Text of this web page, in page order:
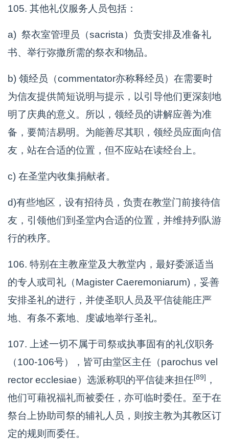
105. 其他礼仪服务人员包括：
a) 祭衣室管理员（sacrista）负责安排及准备礼
书、举行弥撒所需的祭衣和物品。
b) 领经员（commentator亦称释经员）在需要时
为信友提供简短说明与提示，以引导他们更深刻地
明了庆典的意义。所以，领经员的讲解应善为准
备，要简洁易明。为能善尽其职，领经员应面向信
友，站在合适的位置，但不应站在读经台上。
c) 在圣堂内收集捐献者。
d)有些地区，设有招待员，负责在教堂门前接待信
友，引领他们到圣堂内合适的位置，并维持列队游
行的秩序。
106. 特别在主教座堂及大教堂内，最好委派适当
的专人或司礼（Magister Caeremoniarum)，妥善
安排圣礼的进行，并使圣职人员及平信徒能庄严
地、有条不紊地、虔诚地举行圣礼。
107. 上述一切不属于司祭或执事固有的礼仪职务
（100-106号），皆可由堂区主任（parochus vel
rector ecclesiae）选派称职的平信徒来担任[89] ，
他们可藉祝福礼而被委任，亦可临时委任。至于在
祭台上协助司祭的辅礼人员，则按主教为其教区订
定的规则而委任。